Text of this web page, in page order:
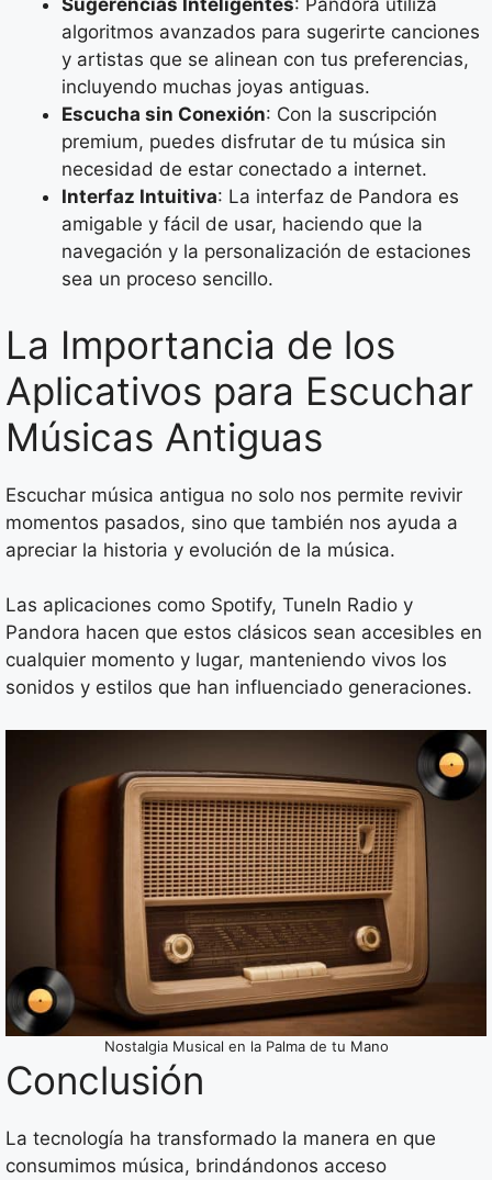
Sugerencias Inteligentes: Pandora utiliza
algoritmos avanzados para sugerirte canciones
y artistas que se alinean con tus preferencias,
incluyendo muchas joyas antiguas.
Escucha sin Conexión: Con la suscripción
premium, puedes disfrutar de tu música sin
necesidad de estar conectado a internet.
Interfaz Intuitiva: La interfaz de Pandora es
amigable y fácil de usar, haciendo que la
navegación y la personalización de estaciones
sea un proceso sencillo.
La Importancia de los
Aplicativos para Escuchar
Músicas Antiguas
Escuchar música antigua no solo nos permite revivir
momentos pasados, sino que también nos ayuda a
apreciar la historia y evolución de la música.
Las aplicaciones como Spotify, TuneIn Radio y
Pandora hacen que estos clásicos sean accesibles en
cualquier momento y lugar, manteniendo vivos los
sonidos y estilos que han influenciado generaciones.
Nostalgia Musical en la Palma de tu Mano
Conclusión
La tecnología ha transformado la manera en que
consumimos música, brindándonos acceso